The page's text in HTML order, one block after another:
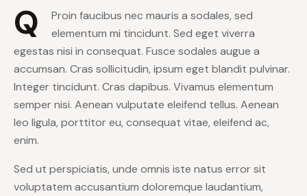
Q
Proin faucibus nec mauris a sodales, sed
elementum mi tincidunt. Sed eget viverra
egestas nisi in consequat. Fusce sodales augue a
accumsan. Cras sollicitudin, ipsum eget blandit pulvinar.
Integer tincidunt. Cras dapibus. Vivamus elementum
semper nisi. Aenean vulputate eleifend tellus. Aenean
leo ligula, porttitor eu, consequat vitae, eleifend ac,
enim.
Sed ut perspiciatis, unde omnis iste natus error sit
voluptatem accusantium doloremque laudantium,